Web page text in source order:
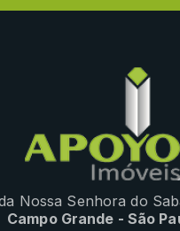
Nossa Senhora do
Campo Grande - São